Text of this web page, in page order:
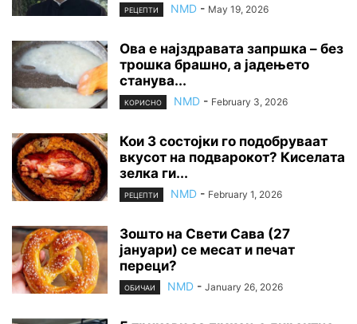
РЕЦЕПТИ NMD - May 19, 2026
Ова е најздравата запршка – без
трошка брашно, а јадењето
станува...
КОРИСНО NMD - February 3, 2026
Кои 3 состојки го подобруваат
вкусот на подварокот? Киселата
зелка ги...
РЕЦЕПТИ NMD - February 1, 2026
Зошто на Свети Сава (27
јануари) се месат и печат
переци?
ОБИЧАИ NMD - January 26, 2026